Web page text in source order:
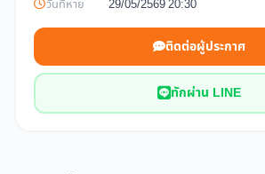
วันที่หาย
29/05/2569 20:30
ติดต่อผู้ประกาศ
ทักผ่าน LINE